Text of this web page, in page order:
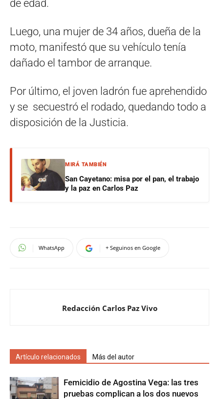
de edad.
Luego, una mujer de 34 años, dueña de la
moto, manifestó que su vehículo tenía
dañado el tambor de arranque.
Por último, el joven ladrón fue aprehendido
y se secuestró el rodado, quedando todo a
disposición de la Justicia.
MIRÁ TAMBIÉN
San Cayetano: misa por el pan, el trabajo
y la paz en Carlos Paz
WhatsApp + Seguinos en Google
Redacción Carlos Paz Vivo
Artículo relacionados Más del autor
Femicidio de Agostina Vega: las tres
pruebas complican a los dos nuevos